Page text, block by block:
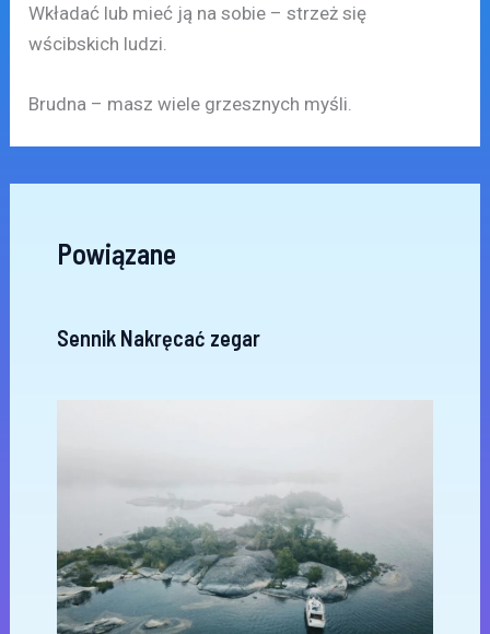
Wkładać lub mieć ją na sobie – strzeż się
wścibskich ludzi.
Brudna – masz wiele grzesznych myśli.
Powiązane
Sennik Nakręcać zegar